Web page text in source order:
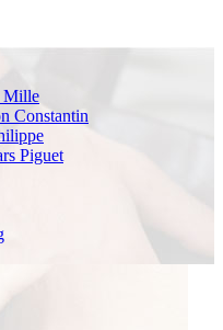
Mille
Constantin
Piguet